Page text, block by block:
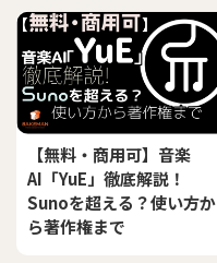
【無料・商用可】音楽
AI「YuE」徹底解説！
Sunoを超える？使い方か
ら著作権まで